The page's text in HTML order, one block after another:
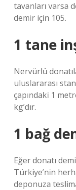
tavanları varsa
demir için 105.
1 tane
Nervürlü
uluslararası
çapındaki 1
kg’dır.
1 bağ
Eğer donatı
Türkiye’nin
deponuza